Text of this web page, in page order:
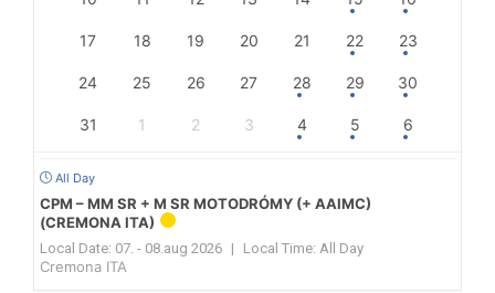
17 18 19 20 21 22 23
24 25 26 27 28 29 30
31 1 2 3 4 5 6
All Day
CPM – MM SR + M SR MOTODRÓMY (+ AAIMC)
(CREMONA ITA)
Local Date: 07. - 08.aug 2026 | Local Time: All Day
Cremona ITA